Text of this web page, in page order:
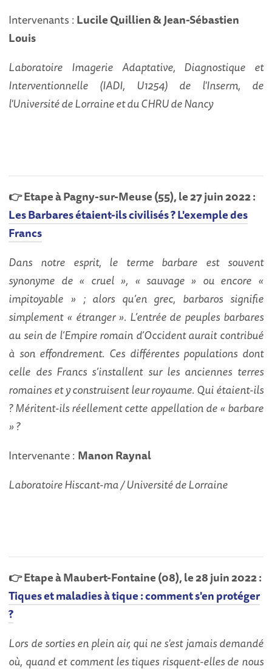
Intervenants :Lucile Quillien & Jean-Sébastien
Louis
Laboratoire Imagerie Adaptative, Diagnostique et
Interventionnelle (IADI, U1254) de l'Inserm, de
l'Université de Lorraine et du CHRU de Nancy
👉 Etape à Pagny-sur-Meuse (55), le 27 juin 2022 :
Les Barbares étaient-ils civilisés ? L'exemple des
Francs
Dans notre esprit, le terme barbare est souvent
synonyme de « cruel », « sauvage » ou encore «
impitoyable » ; alors qu’en grec, barbaros signifie
simplement « étranger ». L’entrée de peuples barbares
au sein de l’Empire romain d’Occident aurait contribué
à son effondrement. Ces différentes populations dont
celle des Francs s’installent sur les anciennes terres
romaines et y construisent leur royaume. Qui étaient-ils
? Méritent-ils réellement cette appellation de « barbare
» ?
Intervenante : Manon Raynal
Laboratoire Hiscant-ma / Université de Lorraine
👉 Etape à Maubert-Fontaine (08), le 28 juin 2022 :
Tiques et maladies à tique : comment s'en protéger
?
Lors de sorties en plein air, qui ne s'est jamais demandé
où, quand et comment les tiques risquent-elles de nous